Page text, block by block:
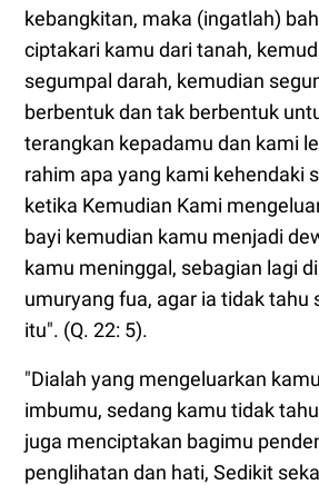
kebangkitan, maka (ingatlah)
ciptakari kamu dari tanah,
segumpal darah, kemudian
berbentuk dan tak berbentuk
terangkan kepadamu dan kami
rahim apa yang kami kehendaki
ketika Kemudian Kami
bayi kemudian kamu menjadi
kamu meninggal, sebagian lagi
umuryang fua, agar ia tidak tahu
itu". (Q. 22: 5).
"Dialah yang mengeluarkan
imbumu, sedang kamu tidak
juga menciptakan bagimu
penglihatan dan hati, Sedikit